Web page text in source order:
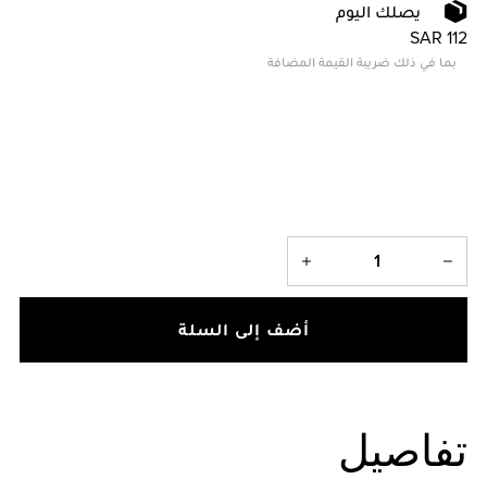
يصلك اليوم
SAR 112
بما في ذلك ضريبة القيمة المضافة
أضف إلى السلة
تفاصيل